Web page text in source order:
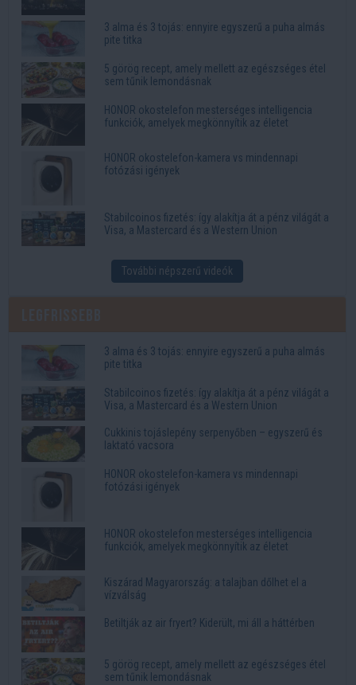
3 alma és 3 tojás: ennyire egyszerű a puha almás
pite titka
5 görög recept, amely mellett az egészséges étel
sem tűnik lemondásnak
HONOR okostelefon mesterséges intelligencia
funkciók, amelyek megkönnyítik az életet
HONOR okostelefon-kamera vs mindennapi
fotózási igények
Stabilcoinos fizetés: így alakítja át a pénz világát a
Visa, a Mastercard és a Western Union
További népszerű videók
3 alma és 3 tojás: ennyire egyszerű a puha almás
pite titka
Stabilcoinos fizetés: így alakítja át a pénz világát a
Visa, a Mastercard és a Western Union
Cukkinis tojáslepény serpenyőben – egyszerű és
laktató vacsora
HONOR okostelefon-kamera vs mindennapi
fotózási igények
HONOR okostelefon mesterséges intelligencia
funkciók, amelyek megkönnyítik az életet
Kiszárad Magyarország: a talajban dőlhet el a
vízválság
Betiltják az air fryert? Kiderült, mi áll a háttérben
5 görög recept, amely mellett az egészséges étel
sem tűnik lemondásnak